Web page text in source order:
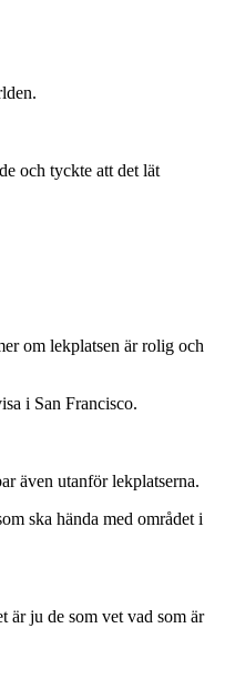
och tyckte att det lät
om lekplatsen är rolig och
i San Francisco.
även utanför lekplatserna.
ska hända med området i
är ju de som vet vad som är